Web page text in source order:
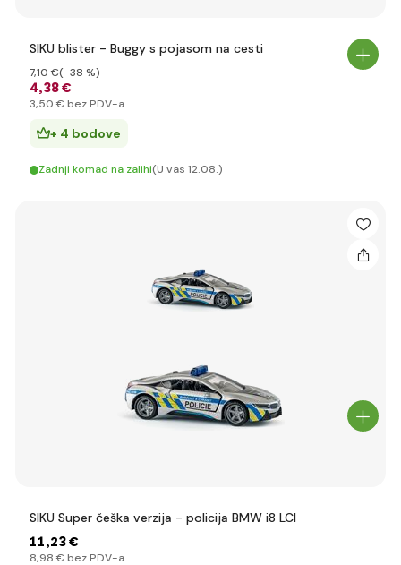
SIKU blister - Buggy s pojasom na cesti
4,38 €
7,10 €(-38 %)
3,50 € bez PDV-a
+ 4 bodove
Zadnji komad na zalihi(U vas 12.08.)
SIKU Super češka verzija - policija BMW i8 LCI
11,23 €
8,98 € bez PDV-a